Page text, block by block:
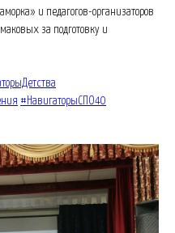
и педагогов-организаторов
за подготовку и
#НавигаторыСПО40